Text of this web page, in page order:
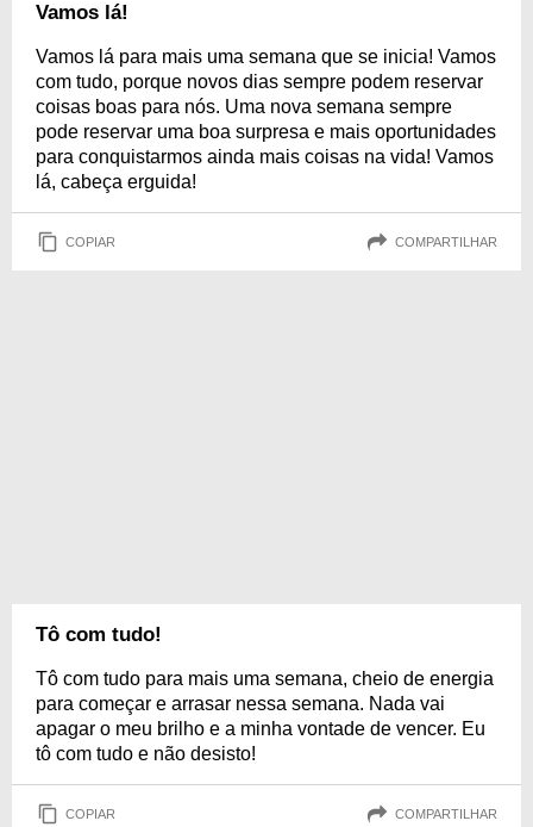
Vamos lá!
Vamos lá para mais uma semana que se inicia! Vamos
com tudo, porque novos dias sempre podem reservar
coisas boas para nós. Uma nova semana sempre
pode reservar uma boa surpresa e mais oportunidades
para conquistarmos ainda mais coisas na vida! Vamos
lá, cabeça erguida!
COPIAR COMPARTILHAR
Tô com tudo!
Tô com tudo para mais uma semana, cheio de energia
para começar e arrasar nessa semana. Nada vai
apagar o meu brilho e a minha vontade de vencer. Eu
tô com tudo e não desisto!
COPIAR COMPARTILHAR